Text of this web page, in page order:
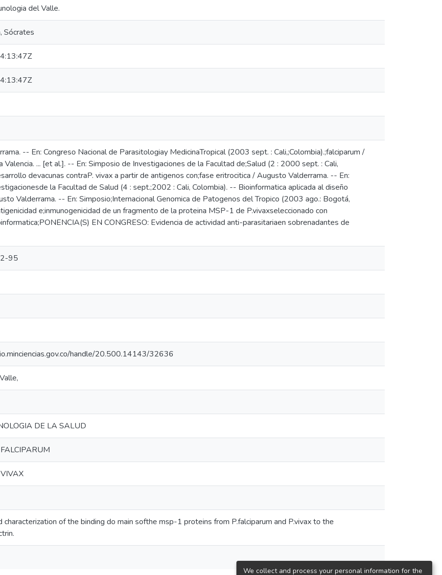
del Valle.
Sócrates
-- En: Congreso Nacional de Parasitologiay MedicinaTropical (2003 sept. : Cali,;Colombia).;falciparum /
Valencia. ... [et al.]. -- En: Simposio de Investigaciones de la Facultad de;Salud (2 : 2000 sept. : Cali,
devacunas contraP. vivax a partir de antigenos con;fase eritrocitica / Augusto Valderrama. -- En:
la Facultad de Salud (4 : sept.;2002 : Cali, Colombia). -- Bioinformatica aplicada al diseño
Valderrama. -- En: Simposio;Internacional Genomica de Patogenos del Tropico (2003 ago.: Bogotá,
e;inmunogenicidad de un fragmento de la proteina MSP-1 de P.vivaxseleccionado con
EN CONGRESO: Evidencia de actividad anti-parasitariaen sobrenadantes de
95
handle/20.500.14143/32636
DE LA SALUD
characterization of the binding do main softhe msp-1 proteins from P.falciparum and P.vivax to the
We collect and process your personal information for the